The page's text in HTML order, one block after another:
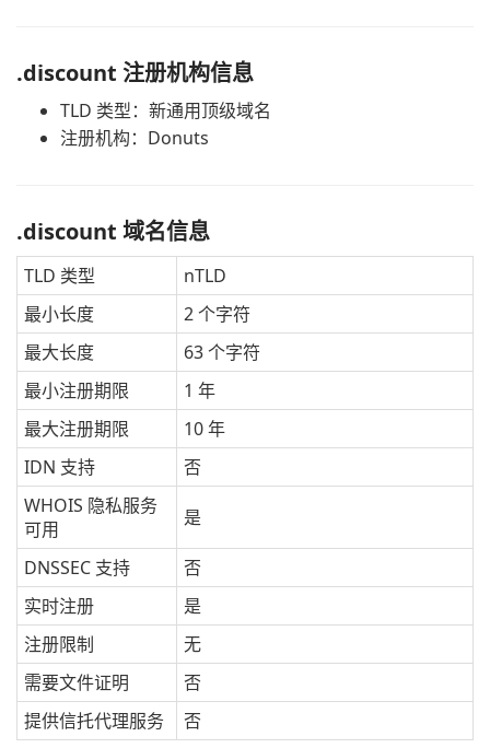
.discount 注册机构信息
TLD 类型：新通用顶级域名
注册机构：Donuts
.discount 域名信息
TLD 类型
nTLD
最小长度
2 个字符
最大长度
63 个字符
最小注册期限
1 年
最大注册期限
10 年
IDN 支持
否
WHOIS 隐私服务
可用
是
DNSSEC 支持
否
实时注册
是
注册限制
无
需要文件证明
否
提供信托代理服务
否